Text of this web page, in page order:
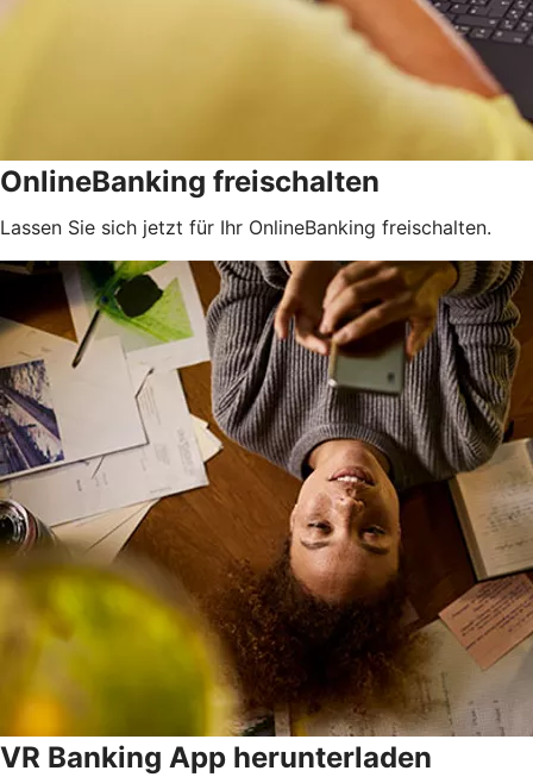
OnlineBanking freischalten
Lassen Sie sich jetzt für Ihr OnlineBanking freischalten.
VR Banking App herunterladen